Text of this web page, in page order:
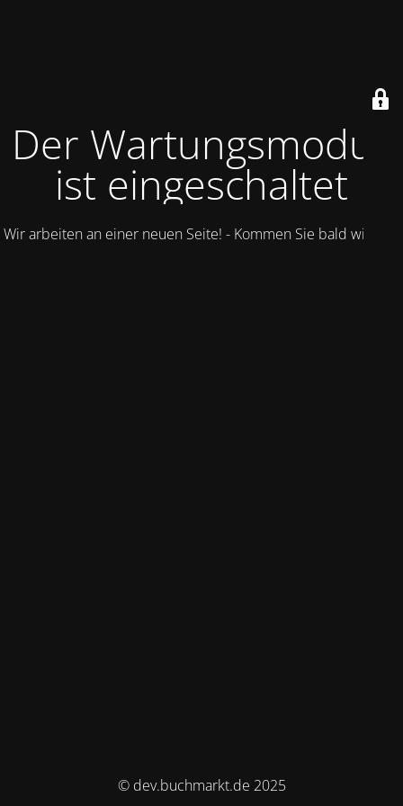
Der Wartungsmodus
ist eingeschaltet
Wir arbeiten an einer neuen Seite! - Kommen Sie bald wieder.
© dev.buchmarkt.de 2025